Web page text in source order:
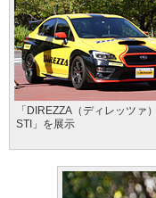
「DIREZZA（ディレッツァ
STI」を展示